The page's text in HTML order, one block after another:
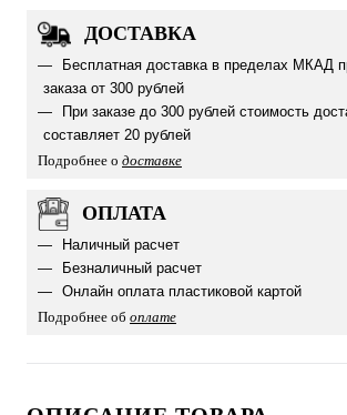
ДОСТАВКА
Бесплатная доставка в пределах МКАД
заказа от 300 рублей
При заказе до 300 рублей стоимость
составляет 20 рублей
Подробнее о доставке
ОПЛАТА
Наличный расчет
Безналичный расчет
Онлайн оплата пластиковой картой
Подробнее об оплате